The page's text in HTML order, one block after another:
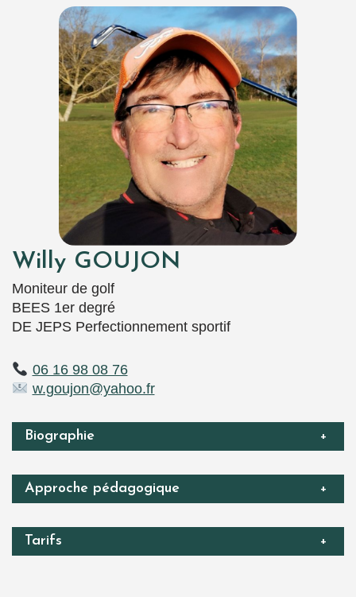
Willy GOUJON
Moniteur de golf
BEES 1er degré
DE JEPS Perfectionnement sportif
06 16 98 08 76
w.goujon@yahoo.fr
Biographie +
Approche pédagogique +
Tarifs +